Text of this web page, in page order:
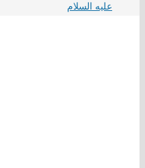
علیه السلام